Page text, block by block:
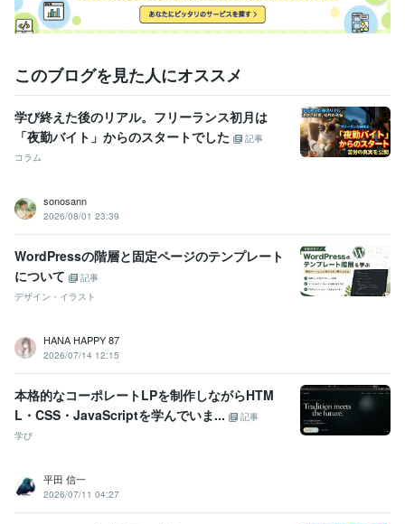
このブログを見た人にオススメ
学び終えた後のリアル。フリーランス初月は
「夜勤バイト」からのスタートでした
記事
コラム
sonosann
2026/08/01 23:39
WordPressの階層と固定ページのテンプレート
について
記事
デザイン・イラスト
HANA HAPPY 87
2026/07/14 12:15
本格的なコーポレートLPを制作しながらHTM
L・CSS・JavaScriptを学んでいま...
記事
学び
平田 信一
2026/07/11 04:27